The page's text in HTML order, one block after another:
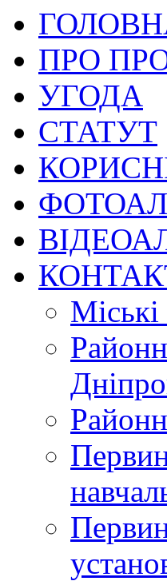
ПРО
УГОДА
СТАТУТ
Міські